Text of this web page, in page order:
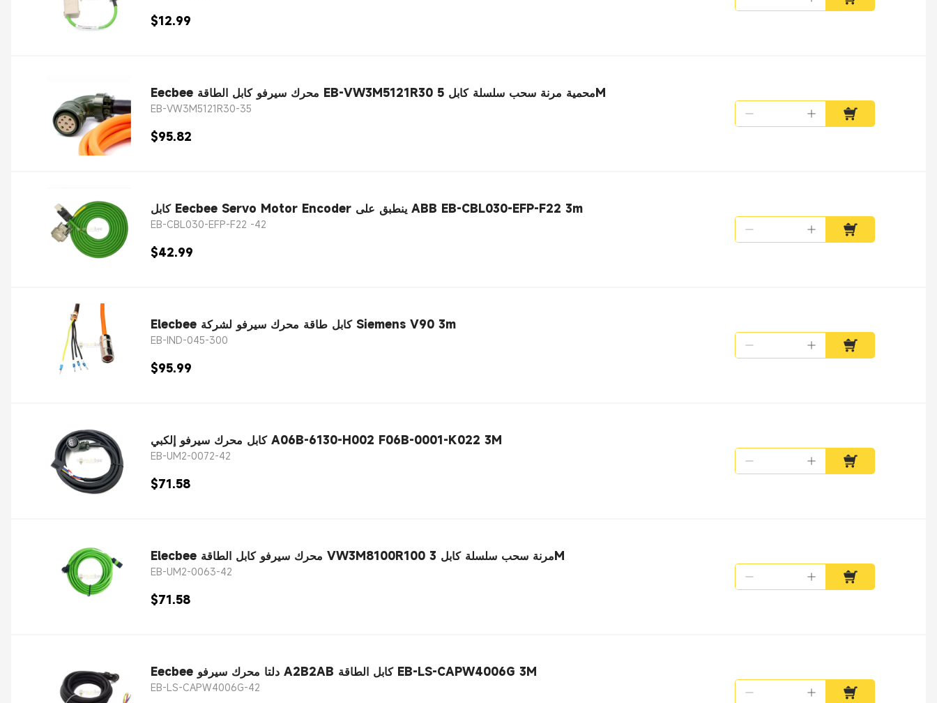
$12.99
Eecbee محرك سيرفو كابل الطاقة EB-VW3M5121R30 محمية مرنة سحب سلسلة كابل 5M
EB-VW3M5121R30-35
$95.82
كابل Eecbee Servo Motor Encoder ينطبق على ABB EB-CBL030-EFP-F22 3m
EB-CBL030-EFP-F22 -42
$42.99
Elecbee كابل طاقة محرك سيرفو لشركة Siemens V90 3m
EB-IND-045-300
$95.99
كابل محرك سيرفو إلكبي A06B-6130-H002 F06B-0001-K022 3M
EB-UM2-0072-42
$71.58
Elecbee محرك سيرفو كابل الطاقة VW3M8100R100 مرنة سحب سلسلة كابل 3M
EB-UM2-0063-42
$71.58
Eecbee دلتا محرك سيرفو A2B2AB كابل الطاقة EB-LS-CAPW4006G 3M
EB-LS-CAPW4006G-42